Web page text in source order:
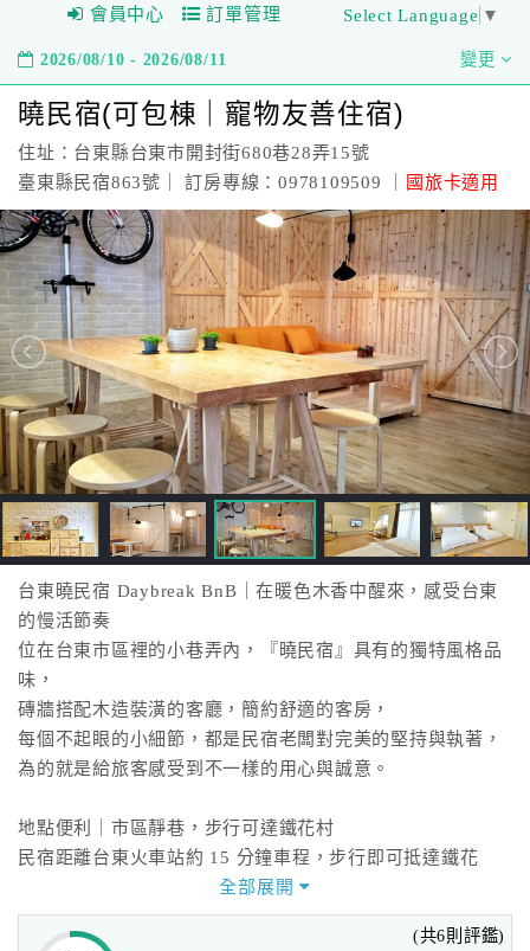
會員中心 訂單管理 Select Language ▼
2026/08/10 - 2026/08/11 變更
曉民宿(可包棟｜寵物友善住宿)
住址：台東縣台東市開封街680巷28弄15號
臺東縣民宿863號｜ 訂房專線：0978109509 ｜
國旅卡適用
台東曉民宿 Daybreak BnB｜在暖色木香中醒來，感受台東
的慢活節奏
位在台東市區裡的小巷弄內，『曉民宿』具有的獨特風格品
味，
磚牆搭配木造裝潢的客廳，簡約舒適的客房，
每個不起眼的小細節，都是民宿老闆對完美的堅持與執著，
為的就是給旅客感受到不一樣的用心與誠意。
地點便利｜市區靜巷，步行可達鐵花村
民宿距離台東火車站約 15 分鐘車程，步行即可抵達鐵花
村、台東夜市與賴馬繪本館。
旅人可沿著舊鐵道悠遊市區，享受台東的慢活步調。
全部展開
(共6則評鑑)